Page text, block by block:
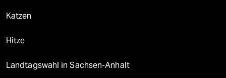
Katzen
Hitze
Landtagswahl in Sachsen-Anhalt